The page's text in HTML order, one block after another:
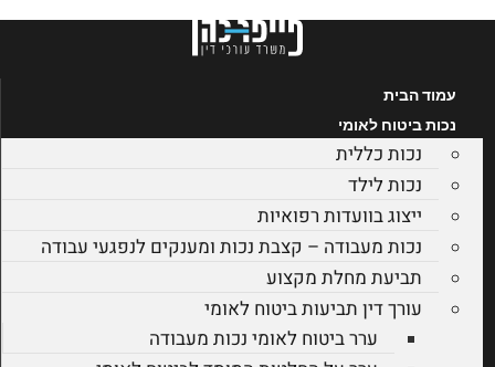
עמוד הבית
נכות ביטוח לאומי
נכות כללית
נכות לילד
ייצוג בוועדות רפואיות
נכות מעבודה – קצבת נכות ומענקים לנפגעי עבודה
תביעת מחלת מקצוע
עורך דין תביעות ביטוח לאומי
ערר ביטוח לאומי נכות מעבודה